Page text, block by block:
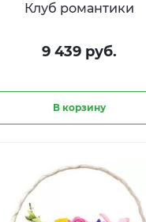
Клуб романтики
9 439 руб.
В корзину